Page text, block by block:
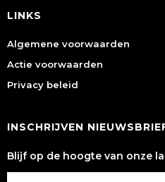
LINKS
Algemene voorwaarden
Actie voorwaarden
Privacy beleid
INSCHRIJVEN
Blijf op de hoogte van onze